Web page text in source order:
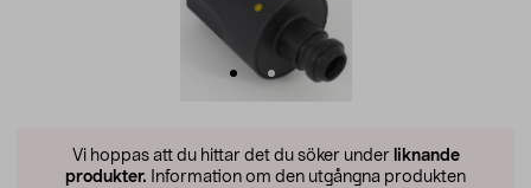
Vi hoppas att du hittar det du söker under liknande
produkter. Information om den utgångna produkten